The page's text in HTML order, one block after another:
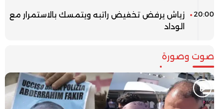
20:00
زياش يرفض تخفيض راتبه ويتمسك بالاستمرار مع
الوداد
صوت وصورة